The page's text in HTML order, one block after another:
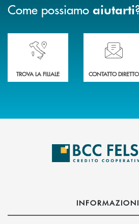
Come possiamo aiutarti
Accedi all' elenco completo delle
TROVA LA FILIALE
Ti serve
CONTATTO DIRETTO
INFORMAZIONI